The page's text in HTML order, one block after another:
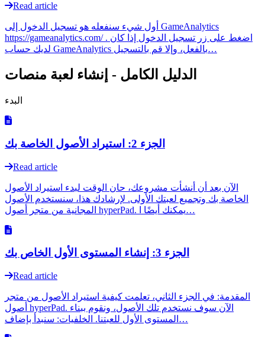
Read article
أول شيء سنفعله هو تسجيل الدخول إلى GameAnalytics
https://gameanalytics.com/ . اضغط على زر تسجيل الدخول إذا كان
لديك حساب GameAnalytics بالفعل، وإلا قم بالتسجيل…
الدليل الكامل - إنشاء لعبة منصات
البدء
الجزء 2: استيراد الأصول الخاصة بك
Read article
الآن بعد أن أنشأت مشروعك، حان الوقت لبدء استيراد الأصول
الخاصة بك وتجميع لعبتك الأولى. لإرشادك هذا، سنستخدم الأصول
المجانية من متجر أصول hyperPad. يمكنك أيضًا ا…
الجزء 3: إنشاء المستوى الأول الخاص بك
Read article
المقدمة: في الجزء الثاني، تعلمت كيفية استيراد الأصول من متجر
أصول hyperPad. الآن سوف نستخدم تلك الأصول، ونقوم ببناء
المستوى الأول للعبتنا. الخلفيات: سنبدأ بإضاف…